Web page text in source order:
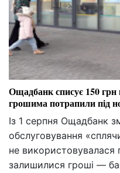
Ощадбанк списує 150
грошима потрапили під
Із 1 серпня Ощадбанк
обслуговування
не використовувалася
залишилися гроші —